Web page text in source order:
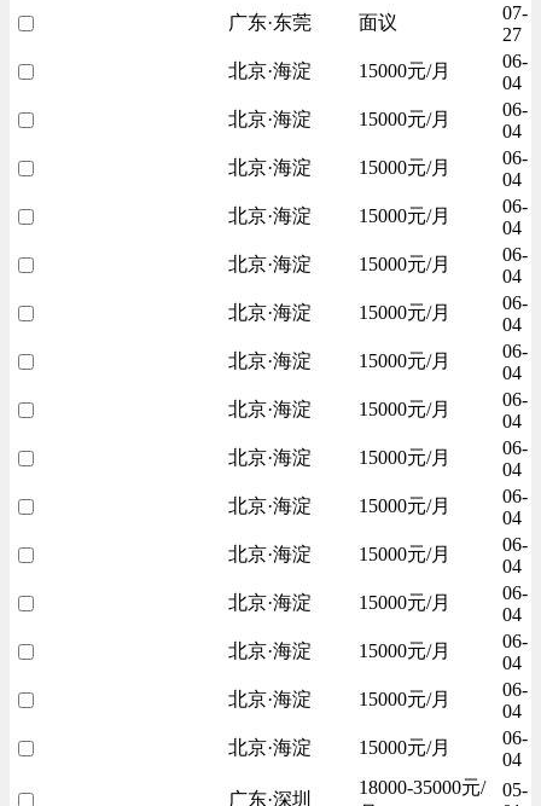
广东·东莞
面议
07-
27
北京·海淀
15000元/月
06-
04
北京·海淀
15000元/月
06-
04
北京·海淀
15000元/月
06-
04
北京·海淀
15000元/月
06-
04
北京·海淀
15000元/月
06-
04
北京·海淀
15000元/月
06-
04
北京·海淀
15000元/月
06-
04
北京·海淀
15000元/月
06-
04
北京·海淀
15000元/月
06-
04
北京·海淀
15000元/月
06-
04
北京·海淀
15000元/月
06-
04
北京·海淀
15000元/月
06-
04
北京·海淀
15000元/月
06-
04
北京·海淀
15000元/月
06-
04
北京·海淀
15000元/月
06-
04
广东·深圳
18000-35000元/
05-